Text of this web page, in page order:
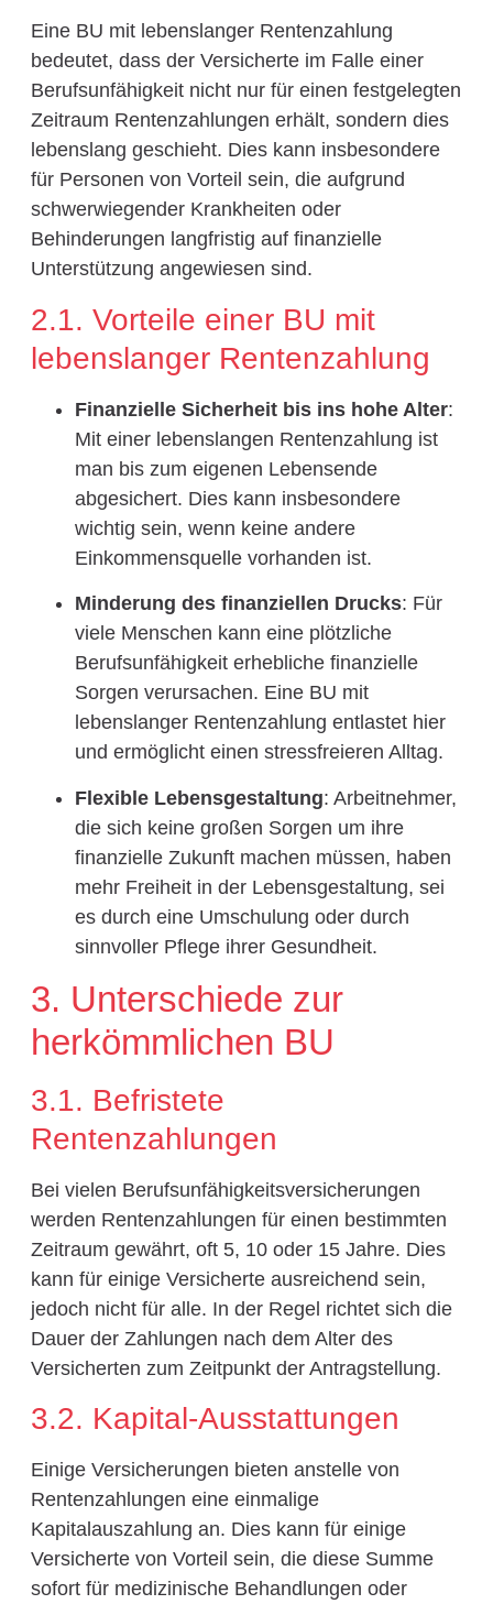
Eine BU mit lebenslanger Rentenzahlung
bedeutet, dass der Versicherte im Falle einer
Berufsunfähigkeit nicht nur für einen festgelegten
Zeitraum Rentenzahlungen erhält, sondern dies
lebenslang geschieht. Dies kann insbesondere
für Personen von Vorteil sein, die aufgrund
schwerwiegender Krankheiten oder
Behinderungen langfristig auf finanzielle
Unterstützung angewiesen sind.
2.1. Vorteile einer BU mit
lebenslanger Rentenzahlung
Finanzielle Sicherheit bis ins hohe Alter:
Mit einer lebenslangen Rentenzahlung ist
man bis zum eigenen Lebensende
abgesichert. Dies kann insbesondere
wichtig sein, wenn keine andere
Einkommensquelle vorhanden ist.
Minderung des finanziellen Drucks: Für
viele Menschen kann eine plötzliche
Berufsunfähigkeit erhebliche finanzielle
Sorgen verursachen. Eine BU mit
lebenslanger Rentenzahlung entlastet hier
und ermöglicht einen stressfreieren Alltag.
Flexible Lebensgestaltung: Arbeitnehmer,
die sich keine großen Sorgen um ihre
finanzielle Zukunft machen müssen, haben
mehr Freiheit in der Lebensgestaltung, sei
es durch eine Umschulung oder durch
sinnvoller Pflege ihrer Gesundheit.
3. Unterschiede zur
herkömmlichen BU
3.1. Befristete
Rentenzahlungen
Bei vielen Berufsunfähigkeitsversicherungen
werden Rentenzahlungen für einen bestimmten
Zeitraum gewährt, oft 5, 10 oder 15 Jahre. Dies
kann für einige Versicherte ausreichend sein,
jedoch nicht für alle. In der Regel richtet sich die
Dauer der Zahlungen nach dem Alter des
Versicherten zum Zeitpunkt der Antragstellung.
3.2. Kapital-Ausstattungen
Einige Versicherungen bieten anstelle von
Rentenzahlungen eine einmalige
Kapitalauszahlung an. Dies kann für einige
Versicherte von Vorteil sein, die diese Summe
sofort für medizinische Behandlungen oder